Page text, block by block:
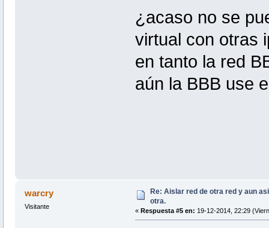
¿acaso no se
virtual con otras
en tanto la red
aún la BBB use
warcry
Visitante
Re: Aislar red de otra red y aun
otra.
« Respuesta #5 en: 19-12-2014, 22:29